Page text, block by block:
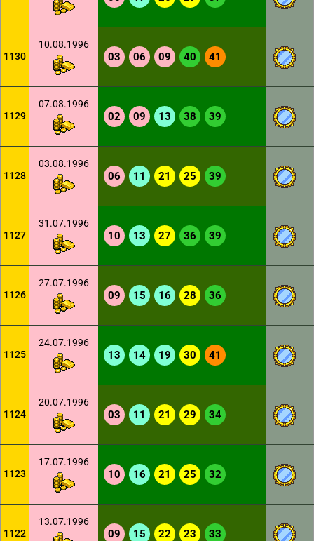
1130
10.08.1996
03 06 09 40 41
1129
07.08.1996
02 09 13 38 39
1128
03.08.1996
06 11 21 25 39
1127
31.07.1996
10 13 27 36 39
1126
27.07.1996
09 15 16 28 36
1125
24.07.1996
13 14 19 30 41
1124
20.07.1996
03 11 21 29 34
1123
17.07.1996
10 16 21 25 32
1122
13.07.1996
09 15 22 23 33